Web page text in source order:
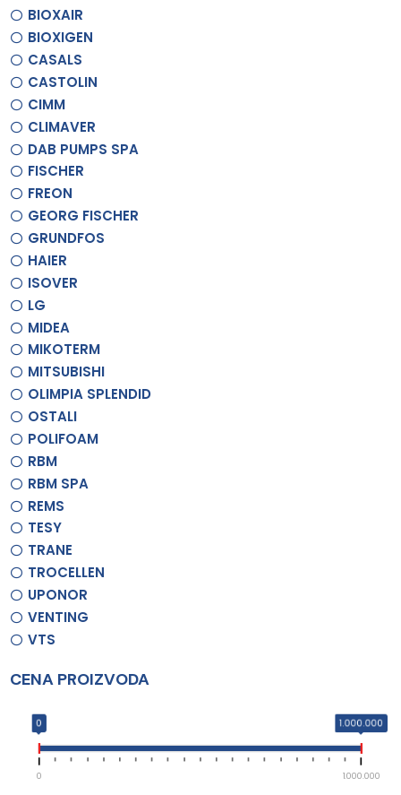
BIOXAIR
BIOXIGEN
CASALS
CASTOLIN
CIMM
CLIMAVER
DAB PUMPS SPA
FISCHER
FREON
GEORG FISCHER
GRUNDFOS
HAIER
ISOVER
LG
MIDEA
MIKOTERM
MITSUBISHI
OLIMPIA SPLENDID
OSTALI
POLIFOAM
RBM
RBM SPA
REMS
TESY
TRANE
TROCELLEN
UPONOR
VENTING
VTS
CENA PROIZVODA
0 1.000.000
0 1.000.000